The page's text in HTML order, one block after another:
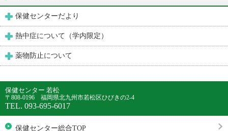
保健センターだより
熱中症について（学内限定）
薬物防止について
保健センター 若松
〒808-0196 福岡県北九州市若松区ひびきの2-4
TEL. 093-695-6017
保健センター総合TOP